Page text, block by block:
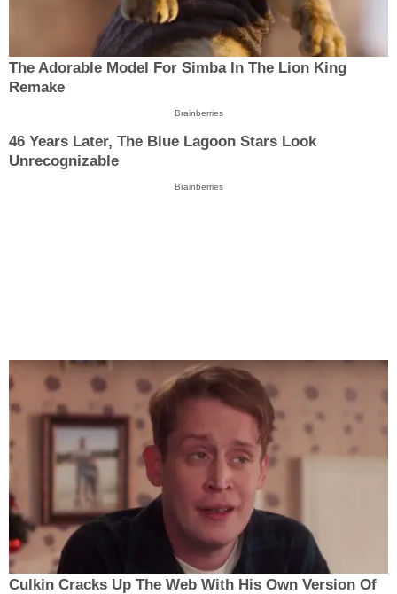
The Adorable Model For Simba In The Lion King
Remake
Brainberries
46 Years Later, The Blue Lagoon Stars Look
Unrecognizable
Brainberries
Culkin Cracks Up The Web With His Own Version Of